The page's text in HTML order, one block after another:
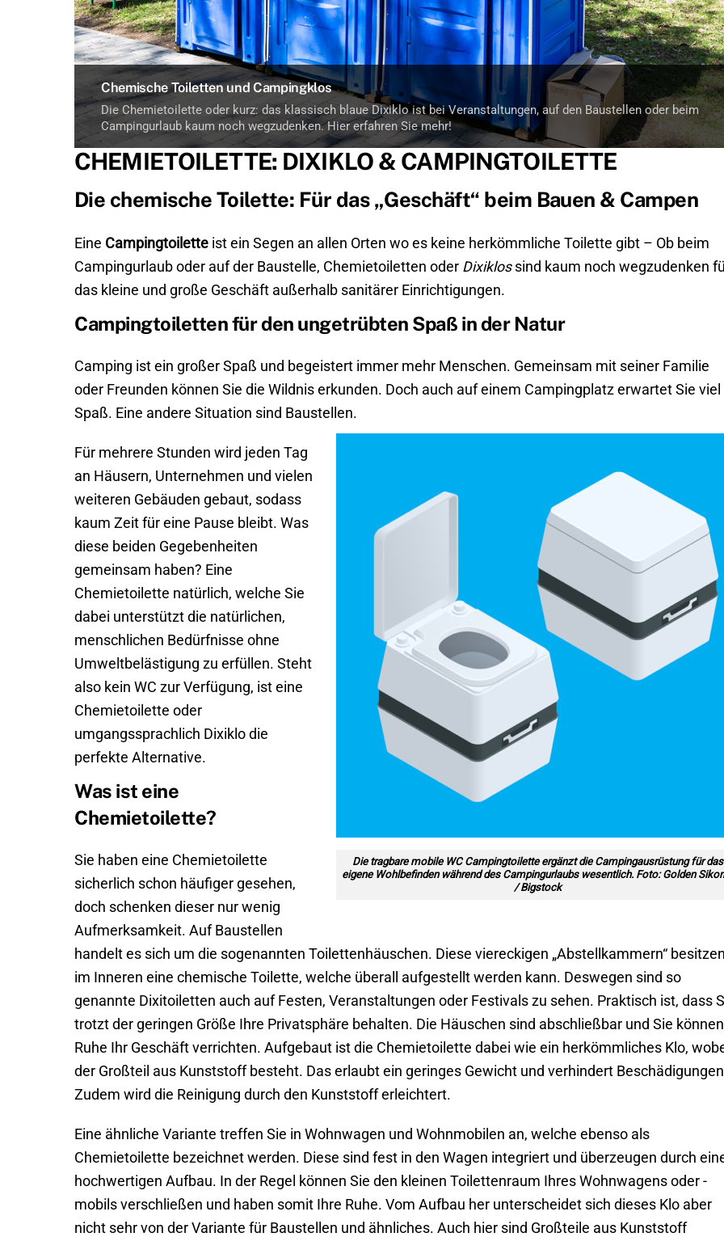
Chemische Toiletten und Campingklos
Die Chemietoilette oder kurz: das klassisch blaue Dixiklo ist bei Veranstaltungen, auf den Baustellen oder beim
Campingurlaub kaum noch wegzudenken. Hier erfahren Sie mehr!
CHEMIETOILETTE: DIXIKLO & CAMPINGTOILETTE
Die chemische Toilette: Für das „Geschäft“ beim Bauen & Campen
Eine Campingtoilette ist ein Segen an allen Orten wo es keine herkömmliche Toilette gibt – Ob beim
Campingurlaub oder auf der Baustelle, Chemietoiletten oder Dixiklossind kaum noch wegzudenken
das kleine und große Geschäft außerhalb sanitärer Einrichtigungen.
Campingtoiletten für den ungetrübten Spaß in der Natur
Camping ist ein großer Spaß und begeistert immer mehr Menschen. Gemeinsam mit seiner Familie
oder Freunden können Sie die Wildnis erkunden. Doch auch auf einem Campingplatz erwartet Sie viel
Spaß. Eine andere Situation sind Baustellen.
Die tragbare mobile WC Campingtoilette ergänzt die Campingausrüstung für das
eigene Wohlbefinden während des Campingurlaubs wesentlich. Foto: Golden
/ Bigstock
Für mehrere Stunden wird jeden Tag
an Häusern, Unternehmen und vielen
weiteren Gebäuden gebaut, sodass
kaum Zeit für eine Pause bleibt. Was
diese beiden Gegebenheiten
gemeinsam haben? Eine
Chemietoilette natürlich, welche Sie
dabei unterstützt die natürlichen,
menschlichen Bedürfnisse ohne
Umweltbelästigung zu erfüllen. Steht
also kein WC zur Verfügung, ist eine
Chemietoilette oder
umgangssprachlich Dixiklo die
perfekte Alternative.
Was ist eine
Chemietoilette?
Sie haben eine Chemietoilette
sicherlich schon häufiger gesehen,
doch schenken dieser nur wenig
Aufmerksamkeit. Auf Baustellen
handelt es sich um die sogenannten Toilettenhäuschen. Diese viereckigen „Abstellkammern“ besitzen
im Inneren eine chemische Toilette, welche überall aufgestellt werden kann. Deswegen sind so
genannte Dixitoiletten auch auf Festen, Veranstaltungen oder Festivals zu sehen. Praktisch ist, dass
trotzt der geringen Größe Ihre Privatsphäre behalten. Die Häuschen sind abschließbar und Sie
Ruhe Ihr Geschäft verrichten. Aufgebaut ist die Chemietoilette dabei wie ein herkömmliches Klo,
der Großteil aus Kunststoff besteht. Das erlaubt ein geringes Gewicht und verhindert
Zudem wird die Reinigung durch den Kunststoff erleichtert.
Eine ähnliche Variante treffen Sie in Wohnwagen und Wohnmobilen an, welche ebenso als
Chemietoilette bezeichnet werden. Diese sind fest in den Wagen integriert und überzeugen durch
hochwertigen Aufbau. In der Regel können Sie den kleinen Toilettenraum Ihres Wohnwagens oder -
mobils verschließen und haben somit Ihre Ruhe. Vom Aufbau her unterscheidet sich dieses Klo aber
nicht sehr von der Variante für Baustellen und ähnliches. Auch hier sind Großteile aus Kunststoff